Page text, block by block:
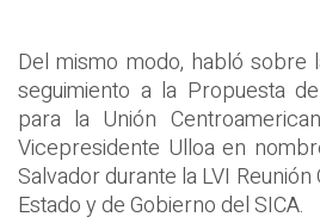
Del mismo modo, habló sobre
seguimiento a la Propuesta
para la Unión
Vicepresidente Ulloa en
Salvador durante la LVI
Estado y de Gobierno del SICA.